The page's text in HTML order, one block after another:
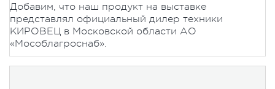
Добавим, что наш продукт на выставке
представлял официальный дилер техники
КИРОВЕЦ в Московской области АО
«Мособлагроснаб».